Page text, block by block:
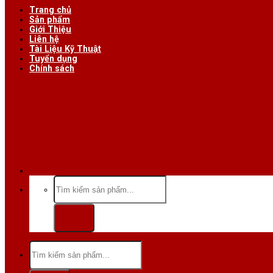
Trang chủ
Sản phẩm
Giới Thiệu
Liên hệ
Tài Liệu Kỹ Thuật
Tuyển dụng
Chính sách
Tìm
kiếm:
Tìm
kiếm: